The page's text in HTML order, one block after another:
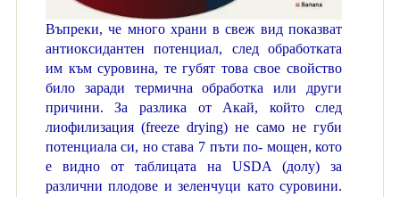
Въпреки, че много храни в свеж видпоказват
антиоксидантен потенциал, след обработката
им към суровина, те губят това свое свойство
било заради термична обработка или други
причини. За разлика от Акай, който след
лиофилизация (freeze drying) не само не губи
потенциала си, но става 7 пъти по- мощен, кото
е видно от таблицата на USDA (долу) за
различни плодове и зеленчуци като суровини.